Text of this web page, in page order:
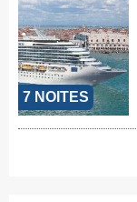
7 NOITES